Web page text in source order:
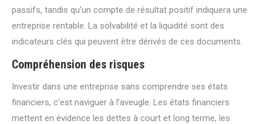
passifs, tandis qu’un compte de résultat positif indiquera une
entreprise rentable. La solvabilité et la liquidité sont des
indicateurs clés qui peuvent être dérivés de ces documents.
Compréhension des risques
Investir dans une entreprise sans comprendre ses états
financiers, c’est naviguer à l’aveugle. Les états financiers
mettent en évidence les dettes à court et long terme, les